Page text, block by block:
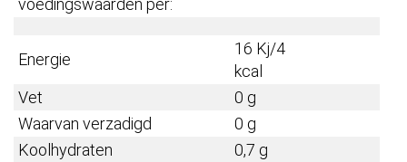
voedingswaarden per:
Energie
16 Kj/4
kcal
Vet
0 g
Waarvan verzadigd
0 g
Koolhydraten
0,7 g